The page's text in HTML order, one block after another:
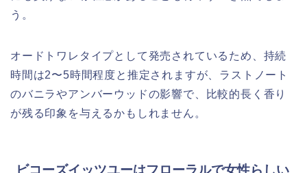
う。
オードトワレタイプとして発売されているため、持続
時間は2〜5時間程度と推定されますが、ラストノート
のバニラやアンバーウッドの影響で、比較的長く香り
が残る印象を与えるかもしれません。
ビコーズイッツユーはフローラルで女性らしい